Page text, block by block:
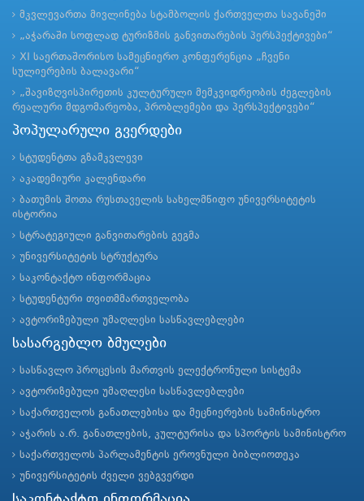
მკვლევართა მივლინება სტამბოლის ქართველთა სავანეში
„აჭარაში სოფლად ტურიზმის განვითარების პერსპექტივები“
XI საერთაშორისო სამეცნიერო კონფერენცია „ჩვენი
სულიერების ბალავარი“
„შავიზღვისპირეთის კულტურული მემკვიდრეობის ძეგლების
რეალური მდგომარეობა, პრობლემები და პერსპექტივები“
პოპულარული გვერდები
სტუდენტთა გზამკვლევი
აკადემიური კალენდარი
ბათუმის შოთა რუსთაველის სახელმწიფო უნივერსიტეტის
ისტორია
სტრატეგიული განვითარების გეგმა
უნივერსიტეტის სტრუქტურა
საკონტაქტო ინფორმაცია
სტუდენტური თვითმმართველობა
ავტორიზებული უმაღლესი სასწავლებლები
სასარგებლო ბმულები
სასწავლო პროცესის მართვის ელექტრონული სისტემა
ავტორიზებული უმაღლესი სასწავლებლები
საქართველოს განათლებისა და მეცნიერების სამინისტრო
აჭარის ა.რ. განათლების, კულტურისა და სპორტის სამინისტრო
საქართველოს პარლამენტის ეროვნული ბიბლიოთეკა
უნივერსიტეტის ძველი ვებგვერდი